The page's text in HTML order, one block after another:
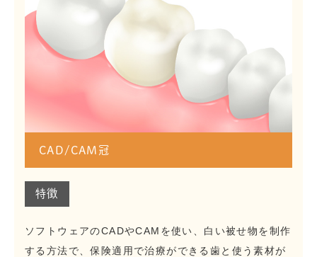
CAD/CAM冠
特徴
ソフトウェアのCADやCAMを使い、白い被せ物を制作
する方法で、保険適用で治療ができる歯と使う素材が